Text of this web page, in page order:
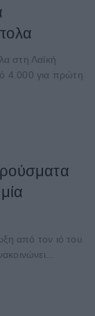
στη Λαϊκή
4.000 για πρώτη
από τον ιό του